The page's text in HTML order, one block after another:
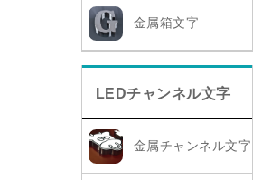
金属箱文字
LEDチャンネル文字
金属チャンネル文字